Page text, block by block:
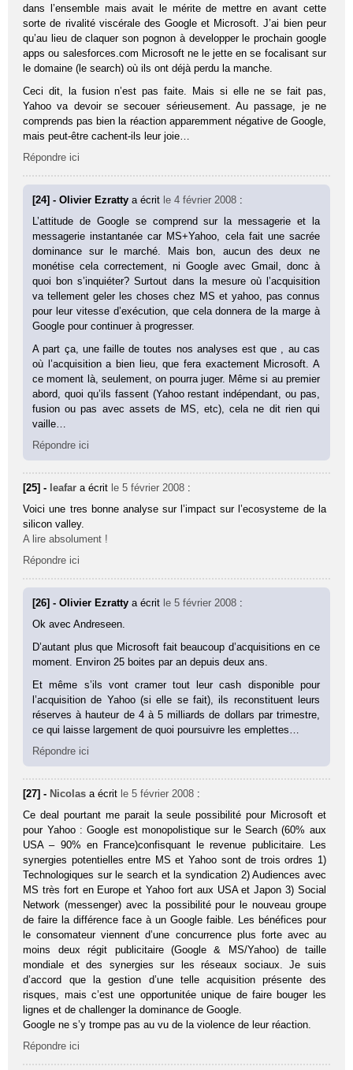
dans l’ensemble mais avait le mérite de mettre en avant cette
sorte de rivalité viscérale des Google et Microsoft. J’ai bien peur
qu’au lieu de claquer son pognon à developper le prochain google
apps ou salesforces.com Microsoft ne le jette en se focalisant sur
le domaine (le search) où ils ont déjà perdu la manche.
Ceci dit, la fusion n’est pas faite. Mais si elle ne se fait pas,
Yahoo va devoir se secouer sérieusement. Au passage, je ne
comprends pas bien la réaction apparemment négative de Google,
mais peut-être cachent-ils leur joie…
Répondre ici
[24] - Olivier Ezrattya écrit le 4 février 2008 :
L’attitude de Google se comprend sur la messagerie et la
messagerie instantanée car MS+Yahoo, cela fait une sacrée
dominance sur le marché. Mais bon, aucun des deux ne
monétise cela correctement, ni Google avec Gmail, donc à
quoi bon s’inquiéter? Surtout dans la mesure où l’acquisition
va tellement geler les choses chez MS et yahoo, pas connus
pour leur vitesse d’exécution, que cela donnera de la marge à
Google pour continuer à progresser.
A part ça, une faille de toutes nos analyses est que , au cas
où l’acquisition a bien lieu, que fera exactement Microsoft. A
ce moment là, seulement, on pourra juger. Même si au premier
abord, quoi qu’ils fassent (Yahoo restant indépendant, ou pas,
fusion ou pas avec assets de MS, etc), cela ne dit rien qui
vaille…
Répondre ici
[25] - leafar a écrit le 5 février 2008 :
Voici une tres bonne analyse sur l’impact sur l’ecosysteme de la
silicon valley.
A lire absolument !
Répondre ici
[26] - Olivier Ezrattya écrit le 5 février 2008 :
Ok avec Andreseen.
D’autant plus que Microsoft fait beaucoup d’acquisitions en ce
moment. Environ 25 boites par an depuis deux ans.
Et même s’ils vont cramer tout leur cash disponible pour
l’acquisition de Yahoo (si elle se fait), ils reconstituent leurs
réserves à hauteur de 4 à 5 milliards de dollars par trimestre,
ce qui laisse largement de quoi poursuivre les emplettes…
Répondre ici
[27] - Nicolas a écrit le 5 février 2008 :
Ce deal pourtant me parait la seule possibilité pour Microsoft et
pour Yahoo : Google est monopolistique sur le Search (60% aux
USA – 90% en France)confisquant le revenue publicitaire. Les
synergies potentielles entre MS et Yahoo sont de trois ordres 1)
Technologiques sur le search et la syndication 2) Audiences avec
MS très fort en Europe et Yahoo fort aux USA et Japon 3) Social
Network (messenger) avec la possibilité pour le nouveau groupe
de faire la différence face à un Google faible. Les bénéfices pour
le consomateur viennent d’une concurrence plus forte avec au
moins deux régit publicitaire (Google & MS/Yahoo) de taille
mondiale et des synergies sur les réseaux sociaux. Je suis
d’accord que la gestion d’une telle acquisition présente des
risques, mais c’est une opportunitée unique de faire bouger les
lignes et de challenger la dominance de Google.
Google ne s’y trompe pas au vu de la violence de leur réaction.
Répondre ici